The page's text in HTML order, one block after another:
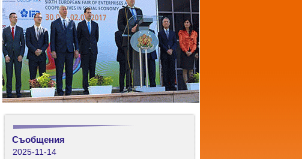
Съобщения
2025-11-14